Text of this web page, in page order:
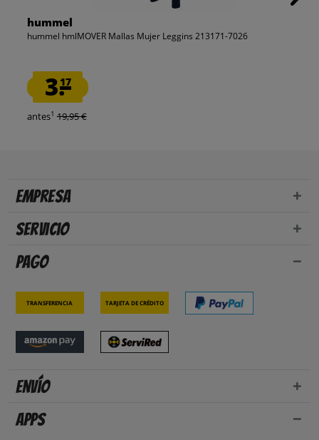
hummel
hummel hmlMOVER Mallas Mujer Leggins 213171-7026
3.17
antes1 19,95 €
Empresa
Servicio
Pago
Transferencia Tarjeta de crédito
Envío
Apps